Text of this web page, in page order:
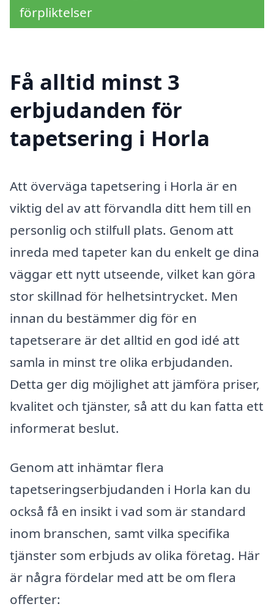
förpliktelser
Få alltid minst 3
erbjudanden för
tapetsering i Horla
Att överväga tapetsering i Horla är en
viktig del av att förvandla ditt hem till en
personlig och stilfull plats. Genom att
inreda med tapeter kan du enkelt ge dina
väggar ett nytt utseende, vilket kan göra
stor skillnad för helhetsintrycket. Men
innan du bestämmer dig för en
tapetserare är det alltid en god idé att
samla in minst tre olika erbjudanden.
Detta ger dig möjlighet att jämföra priser,
kvalitet och tjänster, så att du kan fatta ett
informerat beslut.
Genom att inhämtar flera
tapetseringserbjudanden i Horla kan du
också få en insikt i vad som är standard
inom branschen, samt vilka specifika
tjänster som erbjuds av olika företag. Här
är några fördelar med att be om flera
offerter: